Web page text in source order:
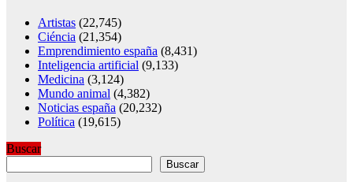
Artistas (22,745)
Ciéncia (21,354)
Emprendimiento españa (8,431)
Inteligencia artificial (9,133)
Medicina (3,124)
Mundo animal (4,382)
Noticias españa (20,232)
Política (19,615)
Buscar
Buscar